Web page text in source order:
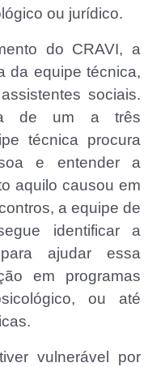
ou jurídico.
do CRAVI, a
da equipe técnica,
sociais.
de um a três
técnica procura
e entender a
aquilo causou em
a equipe de
identificar a
ajudar essa
em programas
ou até
vulnerável por